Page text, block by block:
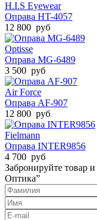
H.I.S Eyewear
Оправа HT-4057
12 800 руб
Optisse
Оправа MG-6489
3 500 руб
Air Force
Оправа AF-907
12 800 руб
Fielmann
Оправа INTER9856
4 700 руб
Забронируйте товар
Оптика”